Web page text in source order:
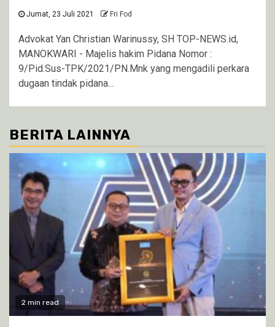
Jumat, 23 Juli 2021 Fri Fod
Advokat Yan Christian Warinussy, SH TOP-NEWS.id,
MANOKWARI - Majelis hakim Pidana Nomor :
9/Pid.Sus-TPK/2021/PN.Mnk yang mengadili perkara
dugaan tindak pidana...
BERITA LAINNYA
2 min read